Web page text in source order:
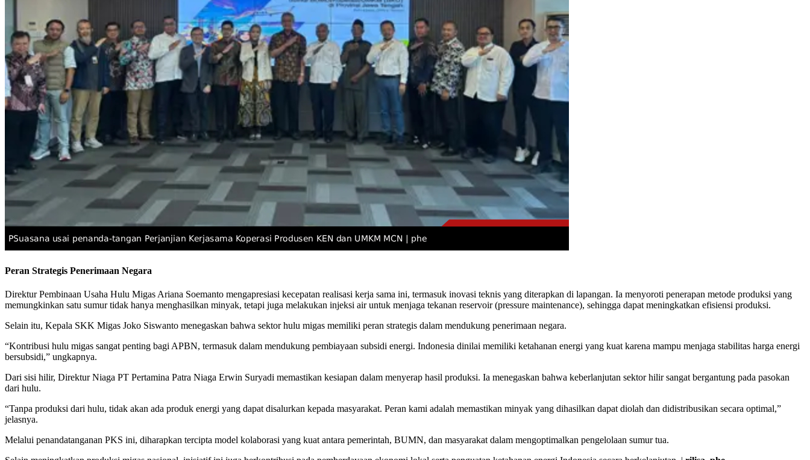
Peran Strategis Penerimaan Negara
Direktur Pembinaan Usaha Hulu Migas Ariana Soemanto mengapresiasi kecepatan realisasi kerja sama ini, termasuk inovasi teknis yang diterapkan di lapangan. Ia menyoroti penerapan metode produksi yang
memungkinkan satu sumur tidak hanya menghasilkan minyak, tetapi juga melakukan injeksi air untuk menjaga tekanan reservoir (pressure maintenance), sehingga dapat meningkatkan efisiensi produksi.
Selain itu, Kepala SKK Migas Joko Siswanto menegaskan bahwa sektor hulu migas memiliki peran strategis dalam mendukung penerimaan negara.
“Kontribusi hulu migas sangat penting bagi APBN, termasuk dalam mendukung pembiayaan subsidi energi. Indonesia dinilai memiliki ketahanan energi yang kuat karena mampu menjaga stabilitas harga energi
bersubsidi,” ungkapnya.
Dari sisi hilir, Direktur Niaga PT Pertamina Patra Niaga Erwin Suryadi memastikan kesiapan dalam menyerap hasil produksi. Ia menegaskan bahwa keberlanjutan sektor hilir sangat bergantung pada pasokan
dari hulu.
“Tanpa produksi dari hulu, tidak akan ada produk energi yang dapat disalurkan kepada masyarakat. Peran kami adalah memastikan minyak yang dihasilkan dapat diolah dan didistribusikan secara optimal,”
jelasnya.
Melalui penandatanganan PKS ini, diharapkan tercipta model kolaborasi yang kuat antara pemerintah, BUMN, dan masyarakat dalam mengoptimalkan pengelolaan sumur tua.